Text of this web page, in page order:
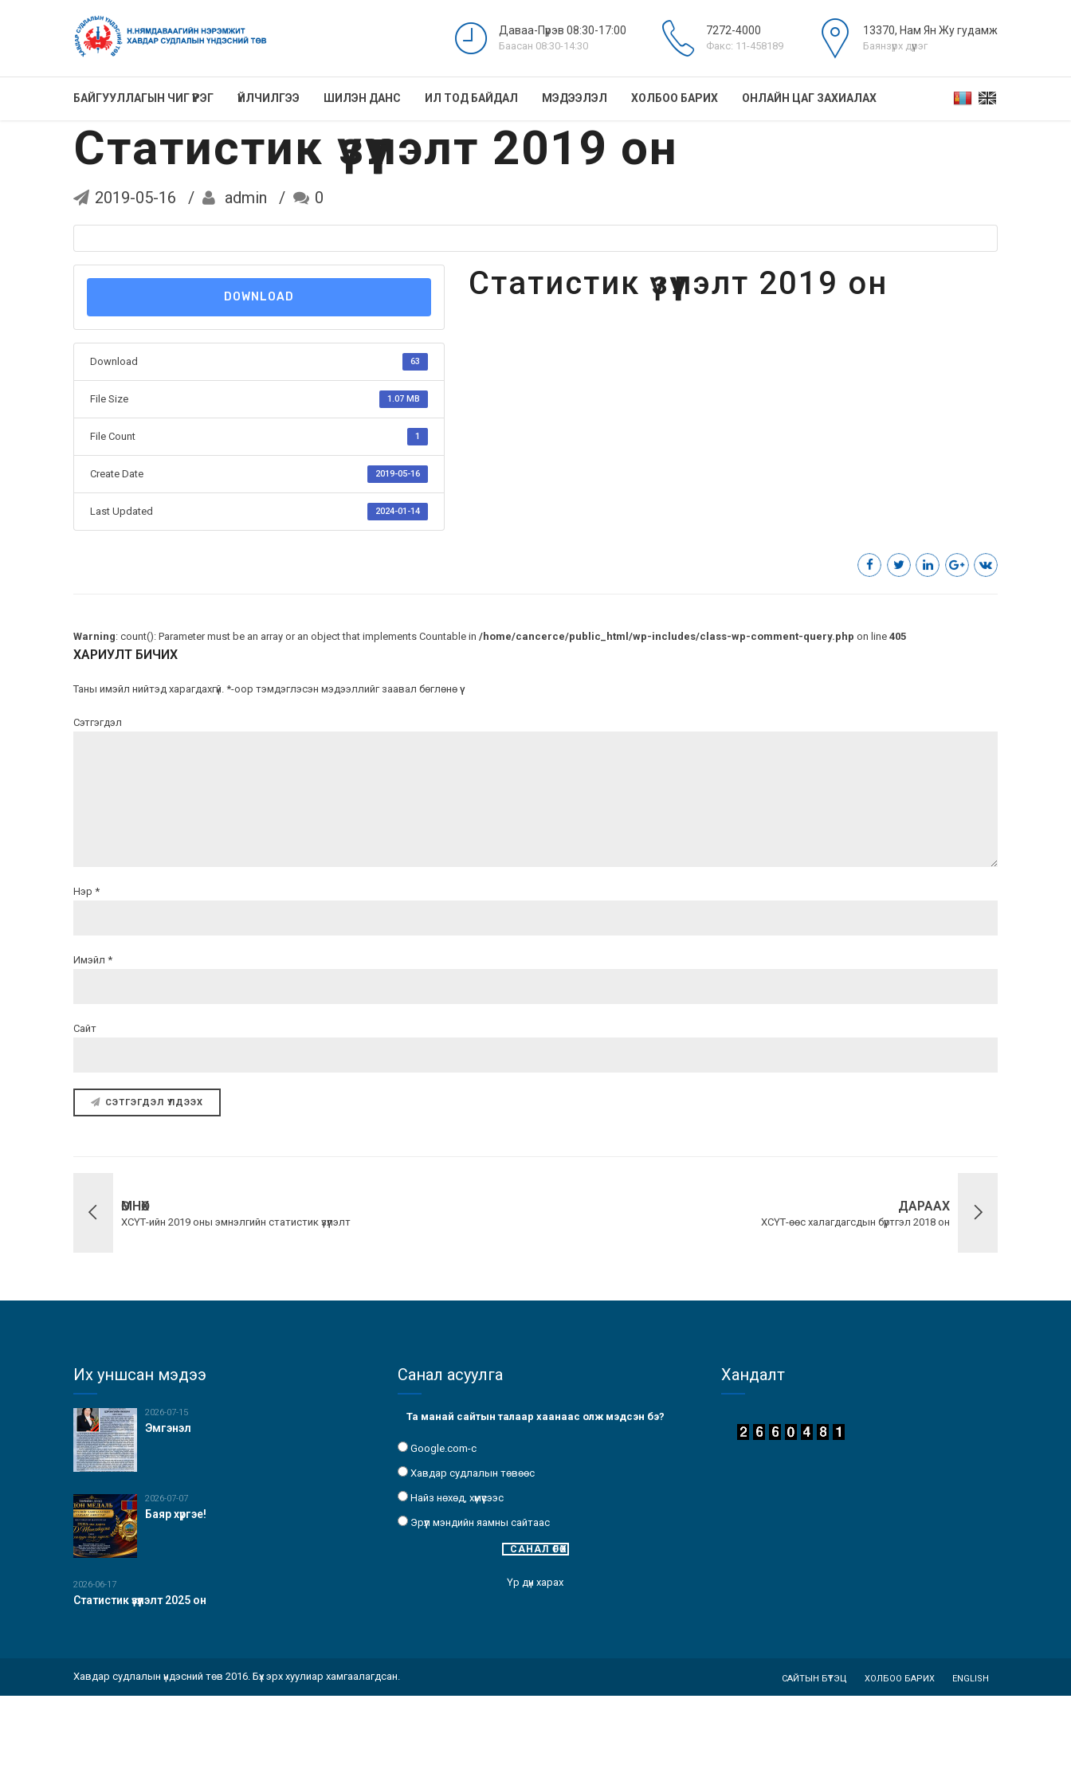
Даваа-Пүрэв 08:30-17:00
Баасан 08:30-14:30
7272-4000
Факс: 11-458189
13370, Нам Ян Жу гудамж
Баянзүрх дүүрэг
БАЙГУУЛЛАГЫН ЧИГ ҮҮРЭГ ҮЙЛЧИЛГЭЭ ШИЛЭН ДАНС ИЛ ТОД БАЙДАЛ МЭДЭЭЛЭЛ ХОЛБОО БАРИХ ОНЛАЙН ЦАГ ЗАХИАЛАХ
Статистик үзүүлэлт 2019 он
2019-05-16 admin 0
DOWNLOAD
Download 63
File Size 1.07 MB
File Count 1
Create Date 2019-05-16
Last Updated 2024-01-14
Статистик үзүүлэлт 2019 он
Warning: count(): Parameter must be an array or an object that implements Countable in /home/cancerce/public_html/wp-includes/class-wp-comment-query.php on line 405
ХАРИУЛТ БИЧИХ
Таны имэйл нийтэд харагдахгүй. *-оор тэмдэглэсэн мэдээллийг заавал бөглөнө үү
Сэтгэгдэл
Нэр *
Имэйл *
Сайт
СЭТГЭГДЭЛ ҮЛДЭЭХ
ӨМНӨХ
ХСҮТ-ийн 2019 оны эмнэлгийн статистик үзүүлэлт
ДАРААХ
ХСҮТ-өөс халагдагсдын бүртгэл 2018 он
Их уншсан мэдээ
2026-07-15
Эмгэнэл
2026-07-07
Баяр хүргэе!
2026-06-17
Статистик үзүүлэлт 2025 он
Санал асуулга
Та манай сайтын талаар хаанаас олж мэдсэн бэ?
Google.com-с
Хавдар судлалын төвөөс
Найз нөхөд, хүмүүсээс
Эрүүл мэндийн яамны сайтаас
Үр дүн харах
Хандалт
Хавдар судлалын үндэсний төв 2016. Бүх эрх хуулиар хамгаалагдсан. САЙТЫН БҮТЭЦ ХОЛБОО БАРИХ ENGLISH